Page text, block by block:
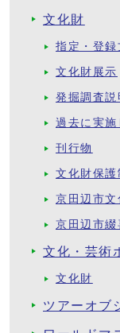
文化財
指定・登録
文化財展示
発掘調査説
過去に実
刊行物
文化財保護
京田辺市
京田辺市
文化・芸術
文化財
ツアーオブ